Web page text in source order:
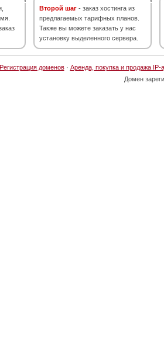
Второй шаг - заказ хостинга из
предлагаемых тарифных планов.
Также вы можете заказать у нас
установку выделенного сервера.
Регистрация доменов· Аренда, покупка и продажа IP-
Домен